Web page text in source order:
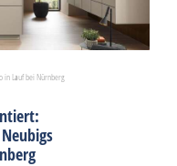
in Lauf bei Nürnberg